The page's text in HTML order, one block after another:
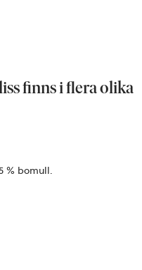
finns i flera olika
% bomull.